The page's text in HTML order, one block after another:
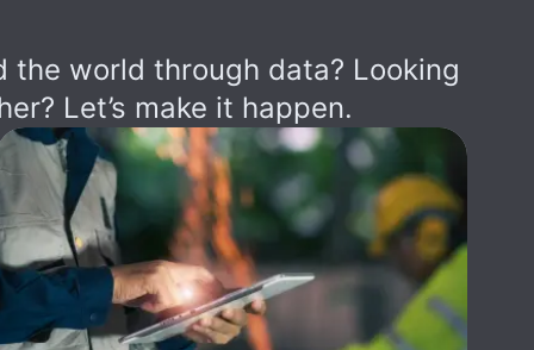
the world through data? Looking
Let’s make it happen.